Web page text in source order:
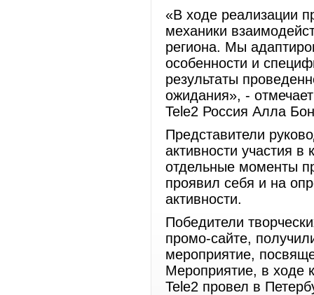
«В ходе реализации
механики
региона. Мы
особенности и
результаты
ожидания», -
Tele2 Россия Алла
Представители
активности участия
отдельные моменты
проявил себя и на
активности.
Победители
промо-сайте,
мероприятие,
Мероприятие, в ходе
Tele2 провел в